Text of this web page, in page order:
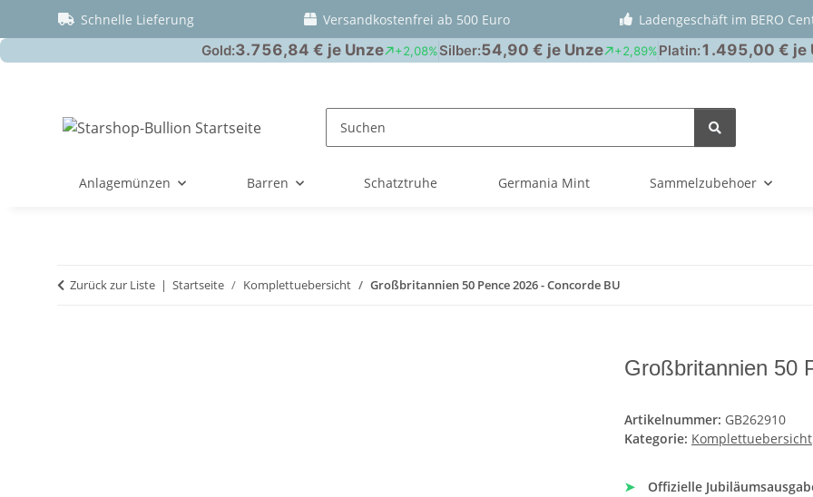
Schnelle Lieferung Versandkostenfrei ab 500 Euro Ladengeschäft im BERO
Anlagemünzen Barren Schatztruhe Germania Mint Sammelzubehoer
Zurück zur Liste Startseite Komplettuebersicht Großbritannien 50 Pence 2026 - Concorde BU
Großbritannien 50
Artikelnummer: GB262910
Kategorie: Komplettuebersicht
➤
Offizielle